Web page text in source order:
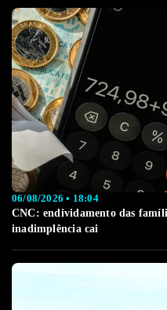
06/08/2026 • 18:04
CNC: endividamento das
inadimplência cai